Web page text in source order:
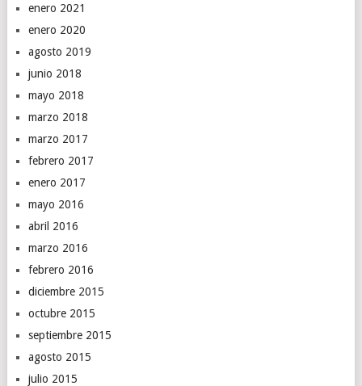
enero 2021
enero 2020
agosto 2019
junio 2018
mayo 2018
marzo 2018
marzo 2017
febrero 2017
enero 2017
mayo 2016
abril 2016
marzo 2016
febrero 2016
diciembre 2015
octubre 2015
septiembre 2015
agosto 2015
julio 2015